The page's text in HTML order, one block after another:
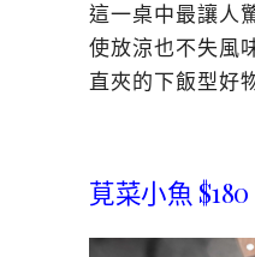
這一桌中最讓人
使放涼也不失風
直夾的下飯型好
莧菜小魚 $180